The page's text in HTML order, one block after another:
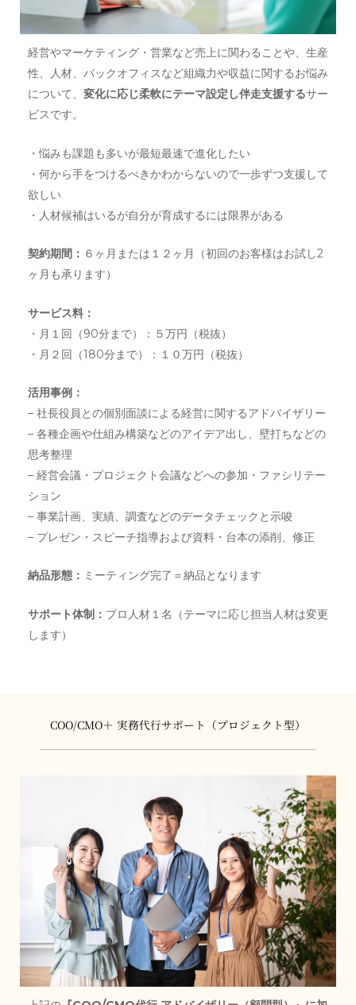
経営やマーケティング・営業など売上に関わることや、生産
性、人材、バックオフィスなど組織力や収益に関するお悩み
について、 変化に応じ柔軟にテーマ設定し伴走支援するサー
ビスです。
・悩みも課題も多いが最短最速で進化したい
・何から手をつけるべきかわからないので一歩ずつ支援して
欲しい
・人材候補はいるが自分が育成するには限界がある
契約期間： ６ヶ月または１２ヶ月（初回のお客様はお試し2
ヶ月も承ります）
サービス料：
・月１回（90分まで）：５万円（税抜）
・月２回（180分まで）：１０万円（税抜）
活⽤事例：
– 社⻑役員との個別⾯談による経営に関するアドバイザリー
– 各種企画や仕組み構築などのアイデア出し、壁打ちなどの
思考整理
– 経営会議・プロジェクト会議などへの参加・ファシリテー
ション
– 事業計画、実績、調査などのデータチェックと⽰唆
– プレゼン・スピーチ指導および資料・台本の添削、修正
納品形態： ミーティング完了＝納品となります
サポート体制： プロ人材１名（テーマに応じ担当人材は変更
します）
COO/CMO＋ 実務代行サポート（プロジェクト型）